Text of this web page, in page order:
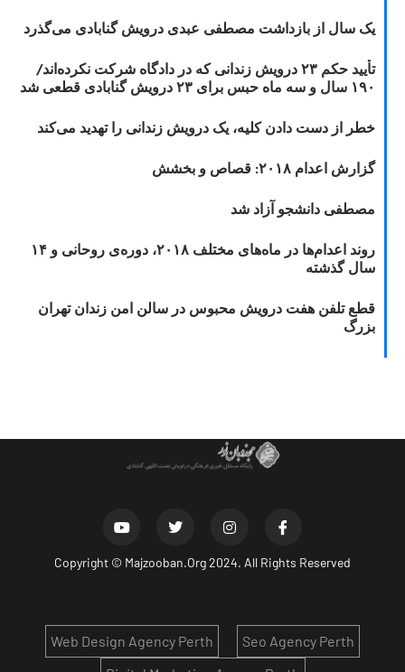
یک سال از بازداشت مصطفی عبدی درویش گنابادی می‌گذرد
تأیید حکم ۲۳ درویش زندانی که در دادگاه شرکت نکرده‌اند/
۱۹۰ سال و سه ماه حبس برای ۲۳ درویش گنابادی قطعی شد
خطر از دست دادن کلیه، یک درویش زندانی را تهدید می‌کند
گزارش اعدام ۲۰۱۸: قصاص و بخشش
مصطفی دانشجو آزاد شد
روند اعدام‌ها در ماه‌های مختلف ۲۰۱۸، دوره‌ی روحانی و ۱۴
سال گذشته
قطع تلفن هفت درویش محبوس در سالن امن زندان تهران
بزرگ
Copyright © Majzooban.Org2024. All Rights Reserved
Seo Agency Perth
Web Design Agency Perth